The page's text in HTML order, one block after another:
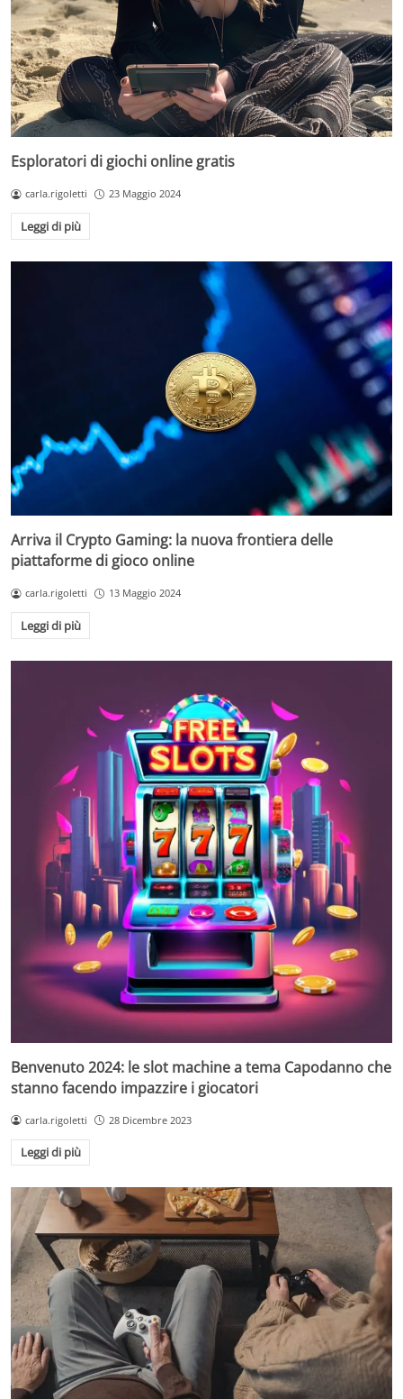
Esploratori di giochi online gratis
carla.rigoletti 23 Maggio 2024
Leggi di più
Arriva il Crypto Gaming: la nuova frontiera delle
piattaforme di gioco online
carla.rigoletti 13 Maggio 2024
Leggi di più
Benvenuto 2024: le slot machine a tema Capodanno che
stanno facendo impazzire i giocatori
carla.rigoletti 28 Dicembre 2023
Leggi di più